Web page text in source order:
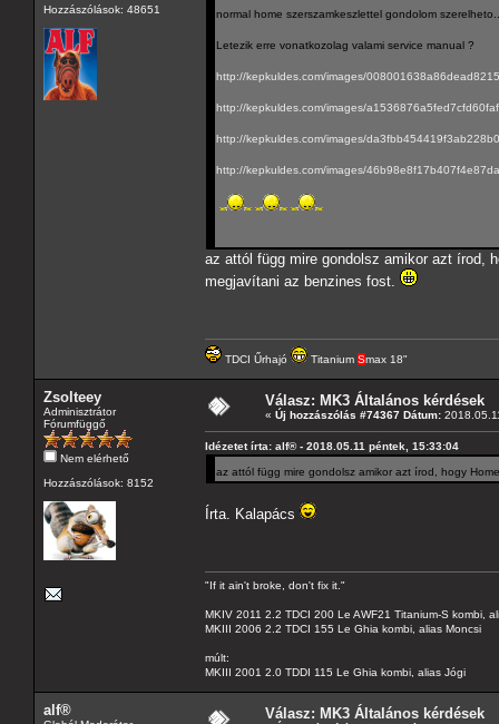
Hozzászólások: 48651
normal home szerszamkeszlettel gondolom
Letezik erre vonatkozolag valami service manual ?
http://kepkuldes.com/images/
http://kepkuldes.com/images/
http://kepkuldes.com/images/
http://kepkuldes.com/images/
az attól függ mire gondolsz amikor azt írod,
megjavítani az benzines fost.
TDCI Űrhajó Titanium Smax 18"
Zsolteey
Adminisztrátor
Fórumfüggő
Nem elérhető
Hozzászólások: 8152
Válasz: MK3 Általános kérdések
« Új hozzászólás #74367 Dátum:
Idézetet írta: alf® - 2018.05.11 péntek, 15:33:04
az attól függ mire gondolsz amikor azt írod, hogy
Írta. Kalapács
"If it ain't broke, don't fix it."
MKIV 2011 2.2 TDCI 200 Le AWF21 Titanium-S kombi,
MKIII 2006 2.2 TDCI 155 Le Ghia kombi, alias Moncsi
múlt:
MKIII 2001 2.0 TDDI 115 Le Ghia kombi, alias Jógi
alf® Válasz: MK3 Általános kérdések